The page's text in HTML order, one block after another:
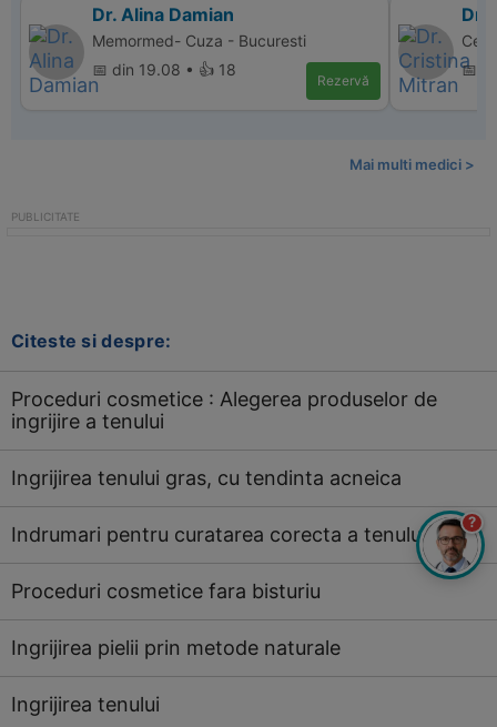
Dr. Alina Damian
Memormed- Cuza - Bucuresti
📅 din 19.08 • 👍 18
Rezervă
Dr.
📅
Mai multi medici >
Citeste si despre:
Proceduri cosmetice : Alegerea produselor de
ingrijire a tenului
Ingrijirea tenului gras, cu tendinta acneica
Indrumari pentru curatarea corecta a tenului
Proceduri cosmetice fara bisturiu
Ingrijirea pielii prin metode naturale
Ingrijirea tenului
?